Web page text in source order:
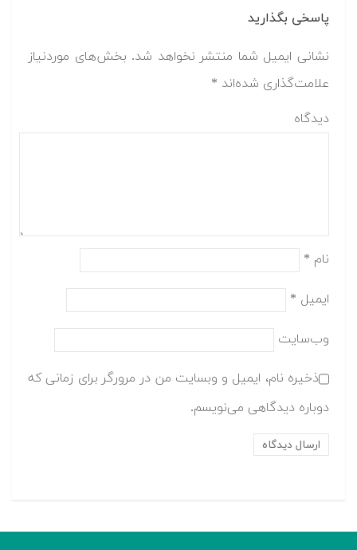
پاسخی بگذارید
نشانی ایمیل شما منتشر نخواهد شد. بخش‌های موردنیاز
علامت‌گذاری شده‌اند *
دیدگاه
نام *
ایمیل *
وب‌سایت
ذخیره نام، ایمیل و وبسایت من در مرورگر برای زمانی که
دوباره دیدگاهی می‌نویسم.